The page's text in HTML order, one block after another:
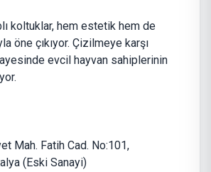
koltuklar, hem estetik hem de
öne çıkıyor. Çizilmeye karşı
evcil hayvan sahiplerinin
Mah. Fatih Cad. No:101,
(Eski Sanayi)